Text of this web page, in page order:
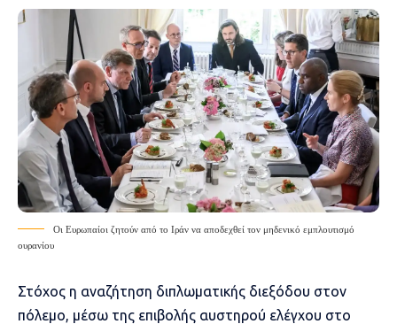
Οι Ευρωπαίοι ζητούν από το Ιράν να αποδεχθεί τον μηδενικό εμπλουτισμό
ουρανίου
Στόχος η αναζήτηση διπλωματικής διεξόδου στον
πόλεμο, μέσω της επιβολής αυστηρού ελέγχου στο